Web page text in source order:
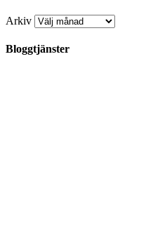
Arkiv
Bloggtjänster